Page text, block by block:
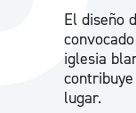
La ciudad
Descubre
La ciudad
El diseño
iglesia
lugar.